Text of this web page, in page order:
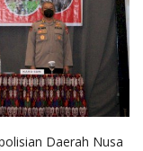
Daerah Nusa